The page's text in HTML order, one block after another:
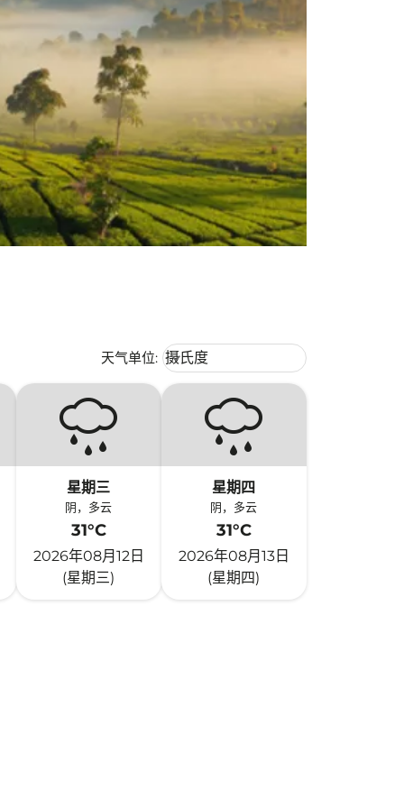
天气单位: Weather unit option 摄氏度
摄氏度
keyboard_arrow_down
星期三
阴，多云
31°C
2026年08月12日
(星期三)
星期四
阴，多云
31°C
2026年08月13日
(星期四)